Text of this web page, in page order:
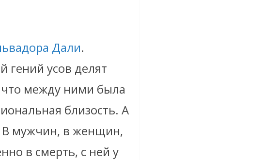
Дали.
гений усов делят
что между ними была
близость. А
В мужчин, в женщин,
в смерть, с ней у